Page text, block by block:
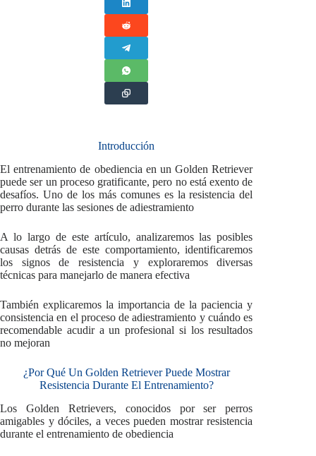
Introducción
El entrenamiento de obediencia en un Golden Retriever
puede ser un proceso gratificante, pero no está exento de
desafíos. Uno de los más comunes es la resistencia del
perro durante las sesiones de adiestramiento
A lo largo de este artículo, analizaremos las posibles
causas detrás de este comportamiento, identificaremos
los signos de resistencia y exploraremos diversas
técnicas para manejarlo de manera efectiva
También explicaremos la importancia de la paciencia y
consistencia en el proceso de adiestramiento y cuándo es
recomendable acudir a un profesional si los resultados
no mejoran
¿Por Qué Un Golden Retriever Puede Mostrar
Resistencia Durante El Entrenamiento?
Los Golden Retrievers, conocidos por ser perros
amigables y dóciles, a veces pueden mostrar resistencia
durante el entrenamiento de obediencia